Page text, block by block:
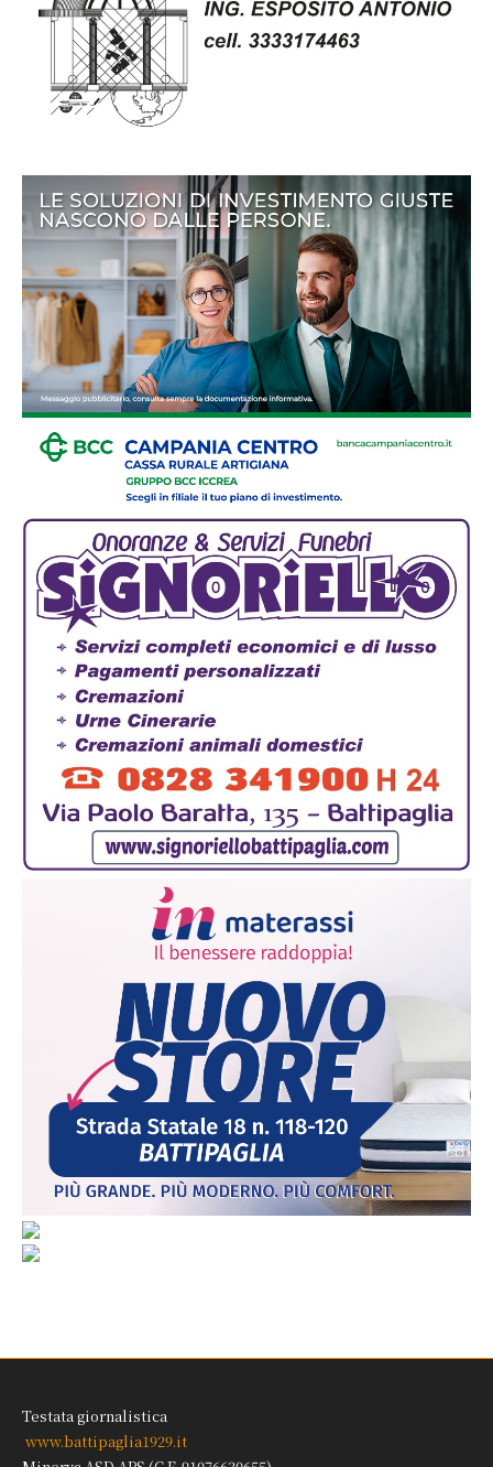
Testata giornalistica
www.battipaglia1929.it